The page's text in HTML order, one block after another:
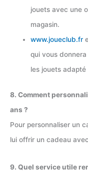
jouets avec une
magasin.
www.joueclub.fr
qui vous
les jouets
8. Comment
ans ?
Pour personnaliser un
lui offrir un cadeau
9. Quel service utile